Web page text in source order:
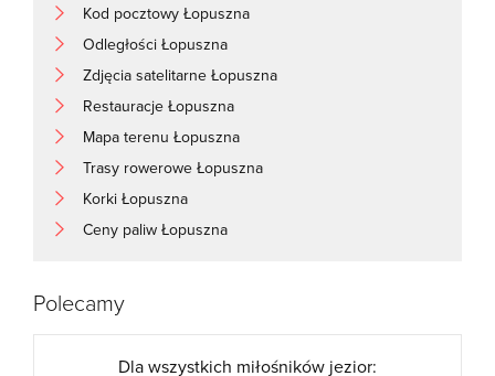
Kod pocztowy Łopuszna
Odległości Łopuszna
Zdjęcia satelitarne Łopuszna
Restauracje Łopuszna
Mapa terenu Łopuszna
Trasy rowerowe Łopuszna
Korki Łopuszna
Ceny paliw Łopuszna
Polecamy
Dla wszystkich miłośników jezior: